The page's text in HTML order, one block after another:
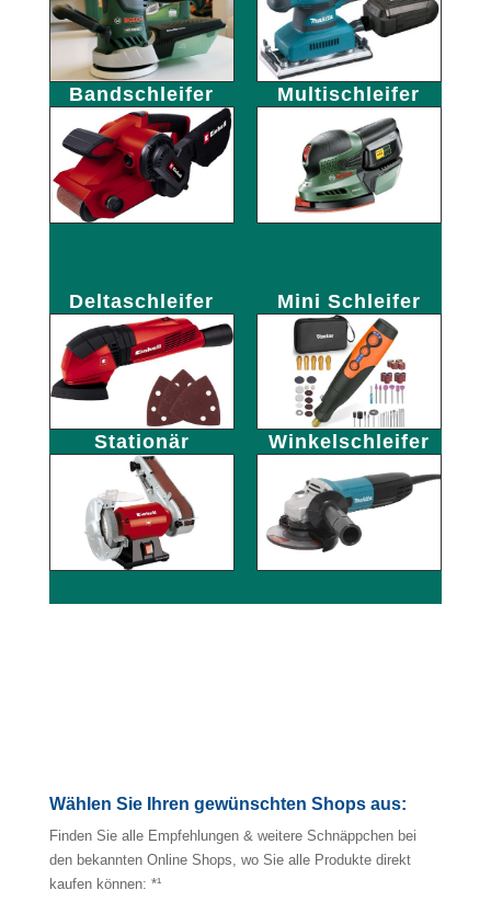
Bandschleifer Multischleifer
Deltaschleifer Mini Schleifer
Stationär Winkelschleifer
Wählen Sie Ihren gewünschten Shops aus:
Finden Sie alle Empfehlungen & weitere Schnäppchen bei
den bekannten Online Shops, wo Sie alle Produkte direkt
kaufen können: *¹